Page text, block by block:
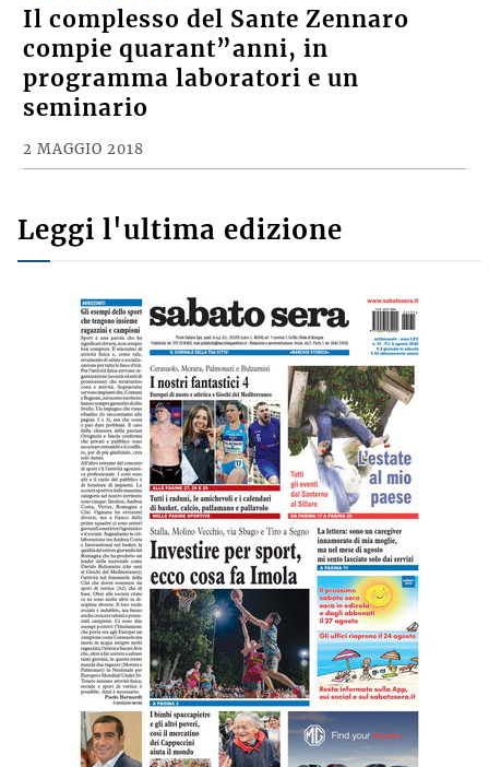
Il complesso del Sante Zennaro
compie quarant”anni, in
programma laboratori e un
seminario
2 MAGGIO 2018
Leggi l'ultima edizione